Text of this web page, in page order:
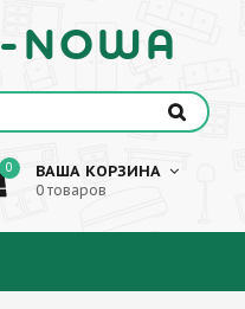
-NOWA
0 ВАША КОРЗИНА
0 товаров